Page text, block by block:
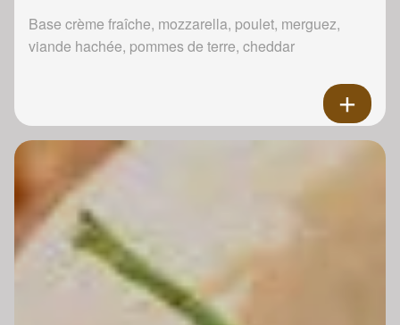
Base crème fraîche, mozzarella, poulet, merguez,
viande hachée, pommes de terre, cheddar